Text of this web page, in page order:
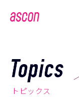
T
o
p
トピックス